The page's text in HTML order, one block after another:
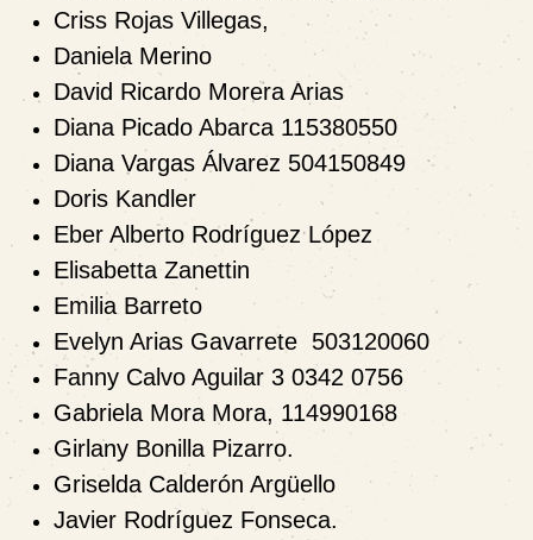
Criss Rojas Villegas,
Daniela Merino
David Ricardo Morera Arias
Diana Picado Abarca 115380550
Diana Vargas Álvarez 504150849
Doris Kandler
Eber Alberto Rodríguez López
Elisabetta Zanettin
Emilia Barreto
Evelyn Arias Gavarrete 503120060
Fanny Calvo Aguilar 3 0342 0756
Gabriela Mora Mora, 114990168
Girlany Bonilla Pizarro.
Griselda Calderón Argüello
Javier Rodríguez Fonseca.